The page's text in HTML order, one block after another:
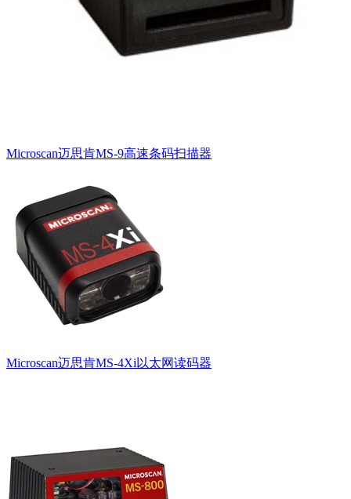
Microscan迈思肯MS-9高速条码扫描器
Microscan迈思肯MS-4Xi以太网读码器